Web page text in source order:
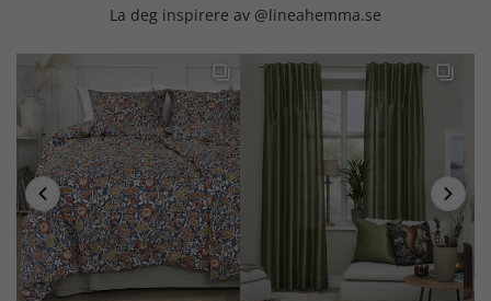
La deg inspirere av @lineahemma.se